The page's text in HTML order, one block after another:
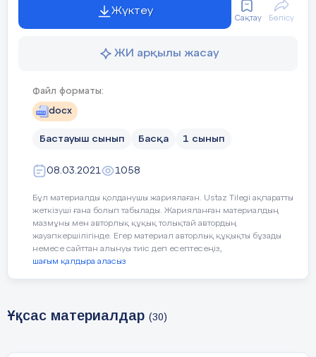
Жүктеу
Сақтау Бөлісу
ЖИ арқылы жасау
Файл форматы:
docx
Бастауыш сынып Басқа 1 сынып
08.03.2021 1058
Бұл материалды қолданушы жариялаған. Ustaz Tilegi ақпаратты
жеткізуші ғана болып табылады. Жарияланған материалдың
мазмұны мен авторлық құқық толықтай автордың
жауапкершілігінде. Егер материал авторлық құқықты бұзады
немесе сайттан алынуы тиіс деп есептесеңіз,
шағым қалдыра аласыз
Ұқсас материалдар (30)